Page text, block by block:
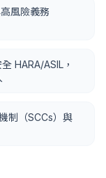
風險義務
HARA/ASIL，
制（SCCs）與